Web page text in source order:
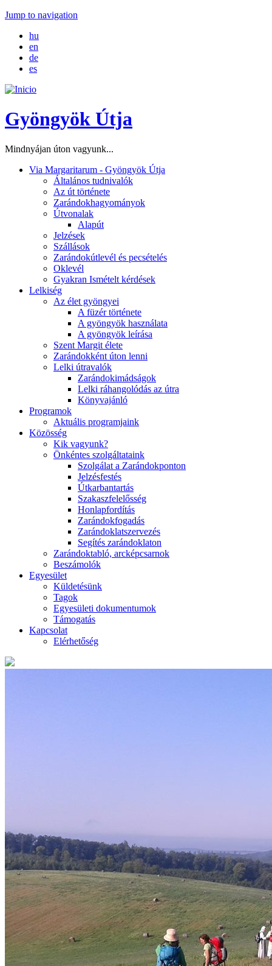
Jump to navigation
hu
en
de
es
Gyöngyök Útja
Mindnyájan úton vagyunk...
Via Margaritarum - Gyöngyök Útja
Általános tudnivalók
Az út története
Zarándokhagyományok
Útvonalak
Alapút
Jelzések
Szállások
Zarándokútlevél és pecsételés
Oklevél
Gyakran Ismételt kérdések
Lelkiség
Az élet gyöngyei
A füzér története
A gyöngyök használata
A gyöngyök leírása
Szent Margit élete
Zarándokként úton lenni
Lelki útravalók
Zarándokimádságok
Lelki ráhangolódás az útra
Könyvajánló
Programok
Aktuális programjaink
Közösség
Kik vagyunk?
Önkéntes szolgáltataink
Szolgálat a Zarándokponton
Jelzésfestés
Útkarbantartás
Szakaszfelelősség
Honlapfordítás
Zarándokfogadás
Zarándoklatszervezés
Segítés zarándoklaton
Zarándoktabló, arcképcsarnok
Beszámolók
Egyesület
Küldetésünk
Tagok
Egyesületi dokumentumok
Támogatás
Kapcsolat
Elérhetőség